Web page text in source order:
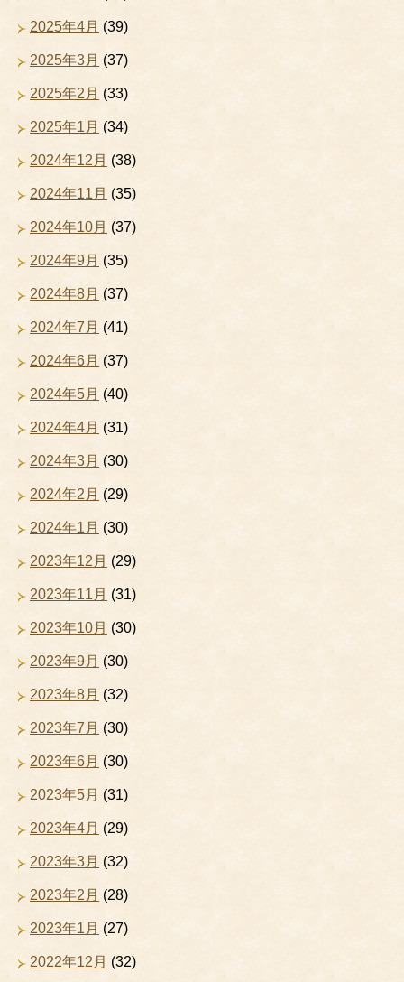
2025年4月 (39)
2025年3月 (37)
2025年2月 (33)
2025年1月 (34)
2024年12月 (38)
2024年11月 (35)
2024年10月 (37)
2024年9月 (35)
2024年8月 (37)
2024年7月 (41)
2024年6月 (37)
2024年5月 (40)
2024年4月 (31)
2024年3月 (30)
2024年2月 (29)
2024年1月 (30)
2023年12月 (29)
2023年11月 (31)
2023年10月 (30)
2023年9月 (30)
2023年8月 (32)
2023年7月 (30)
2023年6月 (30)
2023年5月 (31)
2023年4月 (29)
2023年3月 (32)
2023年2月 (28)
2023年1月 (27)
2022年12月 (32)